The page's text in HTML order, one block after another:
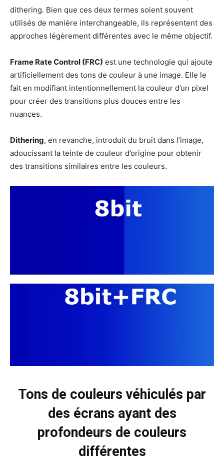
dithering. Bien que ces deux termes soient souvent
utilisés de manière interchangeable, ils représentent des
approches légèrement différentes avec le même objectif.
Frame Rate Control (FRC) est une technologie qui ajoute
artificiellement des tons de couleur à une image. Elle le
fait en modifiant intentionnellement la couleur d’un pixel
pour créer des transitions plus douces entre les
nuances.
Dithering, en revanche, introduit du bruit dans l’image,
adoucissant la teinte de couleur d’origine pour obtenir
des transitions similaires entre les couleurs.
Tons de couleurs véhiculés par
des écrans ayant des
profondeurs de couleurs
différentes